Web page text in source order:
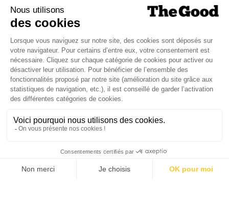
Dans ce numéro, enquête : Comment les
médias luttent-ils contre la désinformation ? |
Palmarès complet du Grand Prix de la Good
Économie 2025 | La grande interview de Marc
Gomes, CEO France & Chief People Officer
EMEA chez The Adecco Group
J'ACHÈTE LE NUMÉRO
JE M'ABONNE 1 AN - 4 NUM.